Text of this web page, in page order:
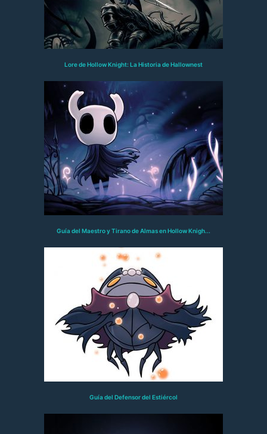
Lore de Hollow Knight: La Historia de Hallownest
Guía del Maestro y Tirano de Almas en Hollow Knigh...
Guía del Defensor del Estiércol